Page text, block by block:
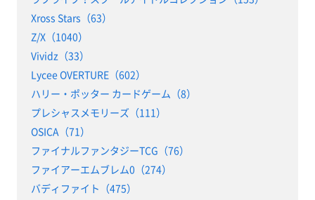
Xross Stars（63）
Z/X（1040）
Vividz（33）
Lycee OVERTURE（602）
ハリー・ポッター カードゲーム（8）
プレシャスメモリーズ（111）
OSICA（71）
ファイナルファンタジーTCG（76）
ファイアーエムブレム0（274）
バディファイト（475）